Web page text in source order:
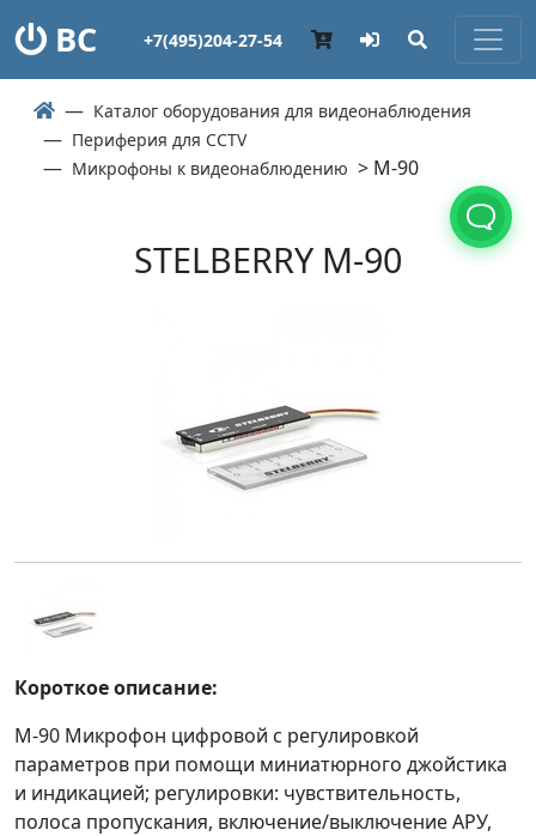
ВС +7(495)204-27-54
Каталог оборудования для видеонаблюдения
Периферия для CCTV
Микрофоны к видеонаблюдению > M-90
STELBERRY M-90
Короткое описание:
M-90 Микрофон цифровой с регулировкой
параметров при помощи миниатюрного джойстика
и индикацией; регулировки: чувствительность,
полоса пропускания, включение/выключение АРУ,